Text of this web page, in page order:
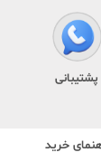
پشتیبانی
خرید